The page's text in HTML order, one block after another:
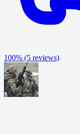
100% (5 reviews)